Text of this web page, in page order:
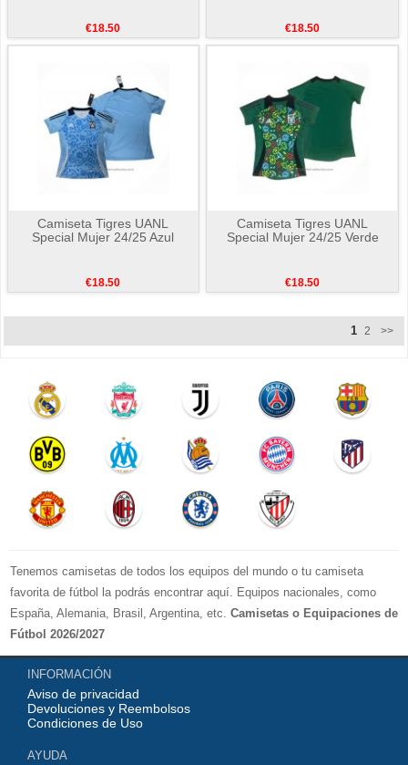
€18.50 €18.50
Camiseta Tigres UANL
Special Mujer 24/25 Azul
€18.50
Camiseta Tigres UANL
Special Mujer 24/25 Verde
€18.50
1 2 >>
Tenemos camisetas de todos los equipos del mundo o tu camiseta
favorita de fútbol la podrás encontrar aquí. Equipos nacionales, como
España, Alemania, Brasil, Argentina, etc. Camisetas o Equipaciones de
Fútbol 2026/2027
La LIGA 2026-2027 : Real Madrid, Barcelona, Atletico Madrid, Sevilla,
Real Betis, Valencia, Athletic Bilbao, Real Sociedad, Deportivo de La
Coruna, Celta de Vigo, Cadiz, etc.
La Premier League 2026-2027 : Chelsea , Manchester City, Manchester
Serie A 2026-2027 : Juventus, AC Milan, Napoli, Roma, Inter Milan,
INFORMACIÓN
Aviso de privacidad
Devoluciones y Reembolsos
Condiciones de Uso
AYUDA